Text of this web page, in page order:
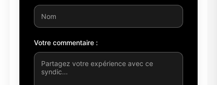
Votre commentaire :